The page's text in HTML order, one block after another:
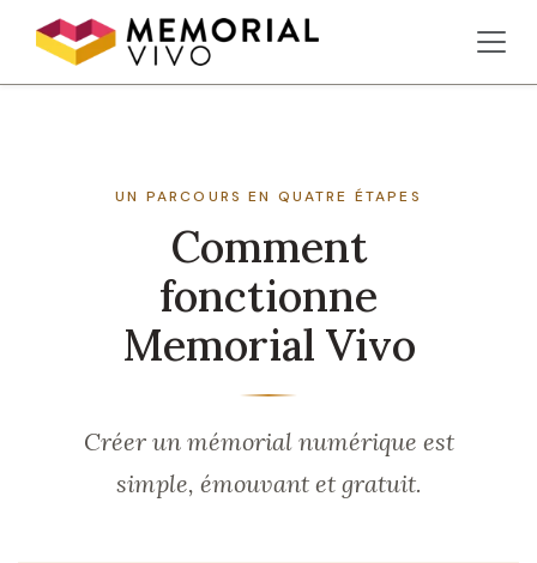
Aller au contenu principal
UN PARCOURS EN QUATRE ÉTAPES
Comment
fonctionne
Memorial Vivo
Créer un mémorial numérique est
simple, émouvant et gratuit.